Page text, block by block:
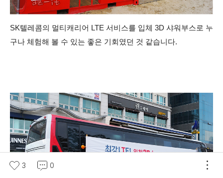
SK텔레콤의 멀티캐리어 LTE 서비스를 입체 3D 샤워부스로 누
구나 체험해 볼 수 있는 좋은 기회였던 것 같습니다.
3 0